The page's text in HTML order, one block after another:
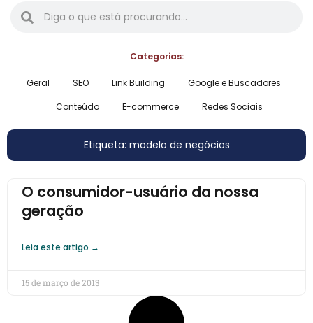
Categorias:
Geral SEO Link Building
Google e Buscadores
Conteúdo
E-commerce Redes Sociais
Etiqueta: modelo de negócios
O consumidor-usuário da nossa
geração
Leia este artigo →
15 de março de 2013